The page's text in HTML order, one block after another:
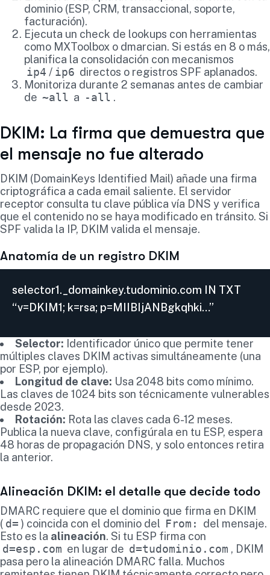
dominio (ESP, CRM, transaccional, soporte,
facturación).
Ejecuta un check de lookups con herramientas
como MXToolbox o dmarcian. Si estás en 8 o más,
planifica la consolidación con mecanismos
ip4 / ip6 directos o registros SPF aplanados.
Monitoriza durante 2 semanas antes de cambiar
de ~all a -all .
DKIM: La firma que demuestra que
el mensaje no fue alterado
DKIM (DomainKeys Identified Mail) añade una firma
criptográfica a cada email saliente. El servidor
receptor consulta tu clave pública vía DNS y verifica
que el contenido no se haya modificado en tránsito. Si
SPF valida la IP, DKIM valida el mensaje.
Anatomía de un registro DKIM
selector1._domainkey.tudominio.com IN TXT
“v=DKIM1; k=rsa; p=MIIBIjANBgkqhki…”
Selector: Identificador único que permite tener
múltiples claves DKIM activas simultáneamente (una
por ESP, por ejemplo).
Longitud de clave: Usa 2048 bits como mínimo.
Las claves de 1024 bits son técnicamente vulnerables
desde 2023.
Rotación: Rota las claves cada 6-12 meses.
Publica la nueva clave, configúrala en tu ESP, espera
48 horas de propagación DNS, y solo entonces retira
la anterior.
Alineación DKIM: el detalle que decide todo
DMARC requiere que el dominio que firma en DKIM
( d= ) coincida con el dominio del From:
del mensaje.
Esto es la alineación. Si tu ESP firma con
d=esp.com en lugar de d=tudominio.com , DKIM
pasa pero la alineación DMARC falla. Muchos